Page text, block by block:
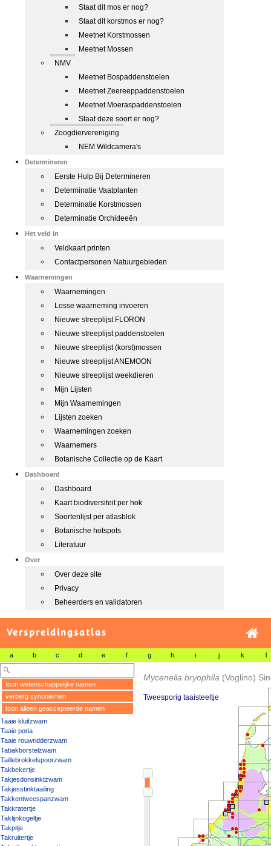
Staat dit mos er nog?
Staat dit korstmos er nog?
Meetnet Korstmossen
Meetnet Mossen
NMV
Meetnet Bospaddenstoelen
Meetnet Zeereeppaddenstoelen
Meetnet Moeraspaddenstoelen
Staat deze soort er nog?
Zoogdiervereniging
NEM Wildcamera's
Determineren
Eerste Hulp Bij Determineren
Determinatie Vaatplanten
Determinatie Korstmossen
Determinatie Orchideeën
Het veld in
Veldkaart printen
Contactpersonen Natuurgebieden
Waarnemingen
Waarnemingen
Losse waarneming invoeren
Nieuwe streeplijst FLORON
Nieuwe streeplijst paddenstoelen
Nieuwe streeplijst (korst)mossen
Nieuwe streeplijst ANEMOON
Nieuwe streeplijst weekdieren
Mijn Lijsten
Mijn Waarnemingen
Lijsten zoeken
Waarnemingen zoeken
Waarnemers
Botanische Collectie op de Kaart
Dashboard
Dashboard
Kaart biodiversiteit per hok
Soortenlijst per atlasblok
Botanische hotspots
Literatuur
Over
Over deze site
Privacy
Beheerders en validatoren
Verspreidingsatlas
a b c d e f g h i j k l
toon wetenschappelijke namen
verberg synoniemen
toon alleen geaccepteerde namen
Taaie kluifzwam
Taaie poria
Taaie rouwridderzwam
Tabakborstelzwam
Taillebrokkelspoorzwam
Takbekertje
Takjesdonsinktzwam
Takjesstinktaailing
Takkentweespanzwam
Takkratertje
Taklijnkogeltje
Takpitje
Takruitertje
Mycenella bryophila (Voglino)
Tweesporig taaisteeltje